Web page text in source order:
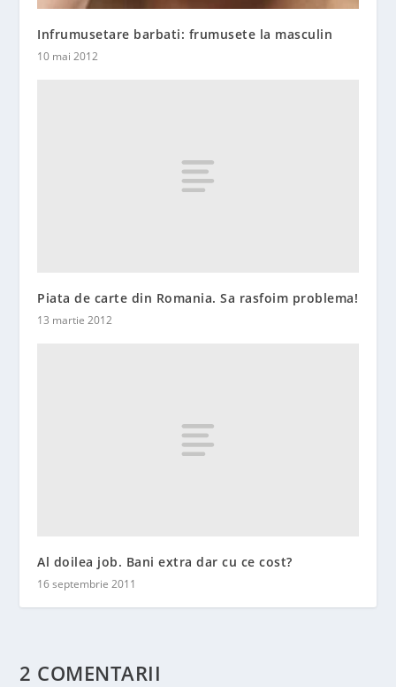
Infrumusetare barbati: frumusete la masculin
10 mai 2012
Piata de carte din Romania. Sa rasfoim problema!
13 martie 2012
Al doilea job. Bani extra dar cu ce cost?
16 septembrie 2011
2 COMENTARII